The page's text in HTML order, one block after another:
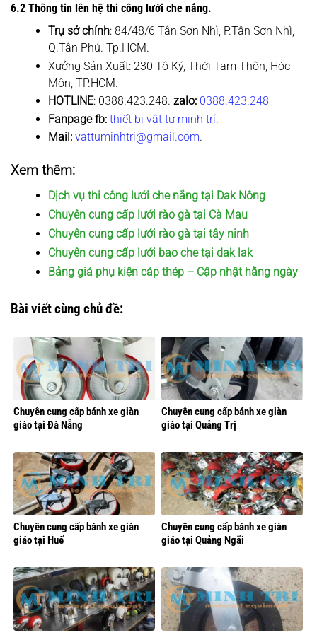
6.2 Thông tin lên hệ thi công lưới che nắng.
Trụ sở chính: 84/48/6 Tân Sơn Nhì, P.Tân Sơn Nhì,
Q.Tân Phú. Tp.HCM.
Xưởng Sản Xuất: 230 Tô Ký, Thới Tam Thôn, Hóc
Môn, TP.HCM.
HOTLINE: 0388.423.248. zalo: 0388.423.248
Fanpage fb: thiết bị vật tư minh trí.
Mail: vattuminhtri@gmail.com.
Xem thêm:
Dịch vụ thi công lưới che nắng tại Dak Nông
Chuyên cung cấp lưới rào gà tại Cà Mau
Chuyên cung cấp lưới rào gà tại tây ninh
Chuyên cung cấp lưới bao che tại dak lak
Bảng giá phụ kiện cáp thép – Cập nhật hằng ngày
Bài viết cùng chủ đề:
Chuyên cung cấp bánh xe giàn
giáo tại Đà Nẵng
Chuyên cung cấp bánh xe giàn
giáo tại Quảng Trị
Chuyên cung cấp bánh xe giàn
giáo tại Huế
Chuyên cung cấp bánh xe giàn
giáo tại Quảng Ngãi